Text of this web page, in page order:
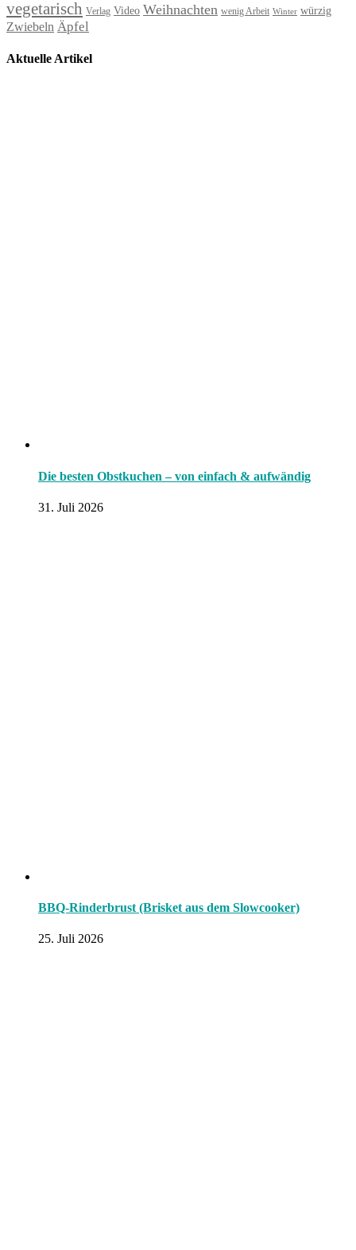
vegetarisch Verlag Video Weihnachten wenig Arbeit Winter würzig
Zwiebeln Äpfel
Aktuelle Artikel
Die besten Obstkuchen – von einfach & aufwändig
31. Juli 2026
BBQ-Rinderbrust (Brisket aus dem Slowcooker)
25. Juli 2026